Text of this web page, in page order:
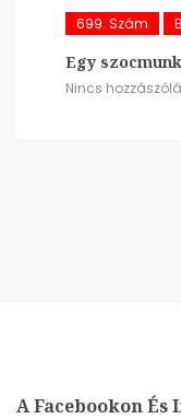
699. Szám
Egy
Nincs
A Facebookon És